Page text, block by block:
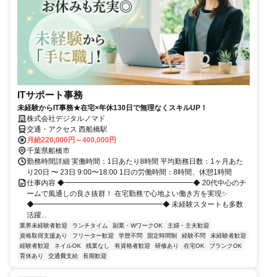
ITサポート事務
未経験からIT事務★在宅×年休130日で無理なくスキルUP！
株式会社デジタルノマド
交通・アクセス 西船橋駅
月給220,000円～400,000円
千葉県船橋市
勤務時間詳細 実働時間：1日あたり8時間 平均勤務日数：1ヶ月あた
り20日 〜 23日 9:00〜18:00 1日の労働時間：8時間、休憩1時間
仕事内容 ◆━━━━━━━━━━━━━━━━━━◆ 20代中心のチ
ームで風通しの良さ抜群！ 在宅勤務で心地よい働き方を実現✨️
◆━━━━━━━━━━━━━━━━━━◆ 未経験スタートも多数
活躍...
業界未経験者歓迎 ランチタイム 副業・WワークOK
主婦・主夫歓迎
資格取得支援あり
フリーター歓迎 学歴不問 固定時間制 経験不問
未経験者歓迎
経験者歓迎
ネイルOK 残業なし 有資格者歓迎 研修あり 在宅OK
ブランクOK
育休あり
交通費支給 長期歓迎